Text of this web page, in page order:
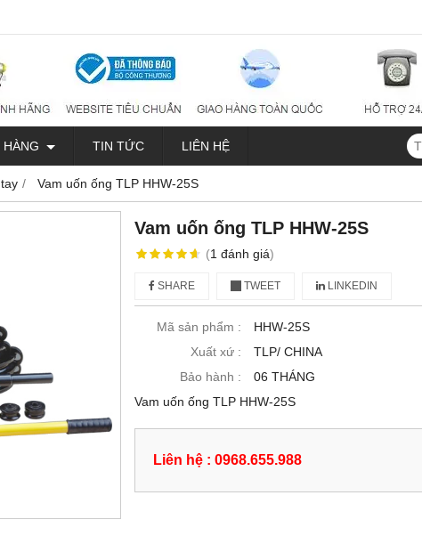
HÀNG TIN TỨC LIÊN HỆ
Vam uốn ống TLP HHW-25S
Vam uốn ống TLP HHW-25S
(1 đánh giá)
SHARE TWEET LINKEDIN
Mã sản phẩm :
HHW-25S
Xuất xứ :
TLP/ CHINA
Bảo hành :
06 THÁNG
Vam uốn ống TLP HHW-25S
Liên hệ : 0968.655.988